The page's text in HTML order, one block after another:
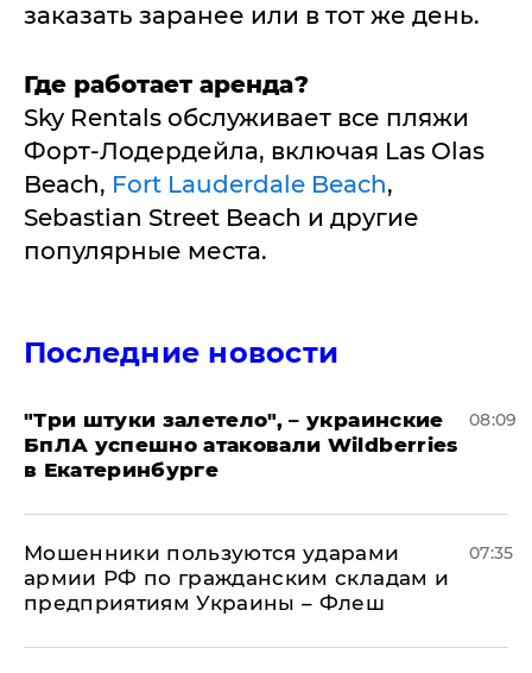
заказать заранее или в тот же день.
Где работает аренда?
Sky Rentals обслуживает все пляжи
Форт-Лодердейла, включая Las Olas
Beach, Fort Lauderdale Beach,
Sebastian Street Beach и другие
популярные места.
Последние новости
"Три штуки залетело", – украинские
БпЛА успешно атаковали Wildberries
в Екатеринбурге
08:09
Мошенники пользуются ударами
армии РФ по гражданским складам и
предприятиям Украины – Флеш
07:35